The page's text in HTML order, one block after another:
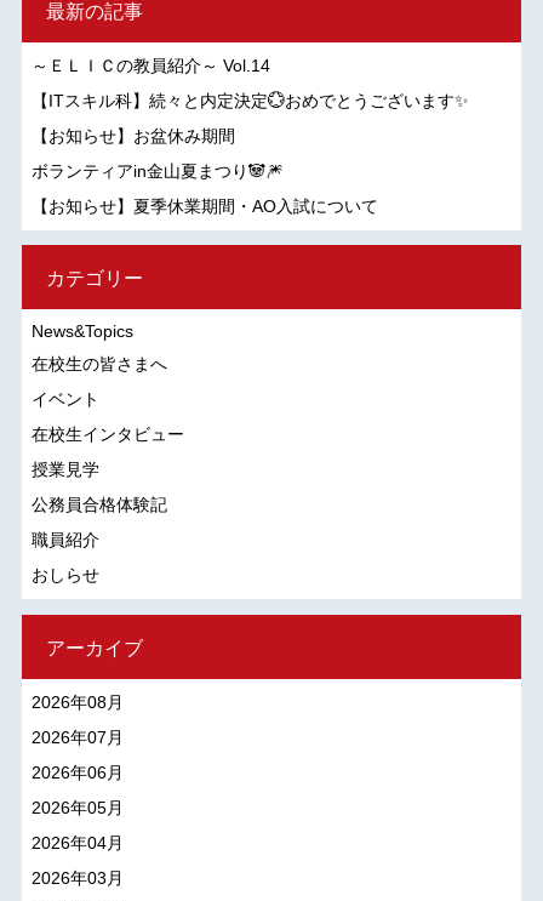
最新の記事
～ＥＬＩＣの教員紹介～ Vol.14
【ITスキル科】続々と内定決定💮おめでとうございます✨
【お知らせ】お盆休み期間
ボランティアin金山夏まつり🐼🎆
【お知らせ】夏季休業期間・AO入試について
カテゴリー
News&Topics
在校生の皆さまへ
イベント
在校生インタビュー
授業見学
公務員合格体験記
職員紹介
おしらせ
アーカイブ
2026年08月
2026年07月
2026年06月
2026年05月
2026年04月
2026年03月